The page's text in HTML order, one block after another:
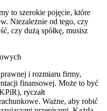
to szerokie pojęcie, które
Niezależnie od tego, czy
czy dużą spółkę, musisz
i rozmiaru firmy,
finansowej. Może to być
ryczałt
Ważne, aby robić